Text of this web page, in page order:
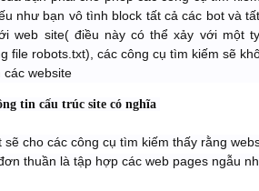
như bạn vô tình block tất cả các bot và
web site( điều này có thể xảy với một
file robots.txt), các công cụ tìm kiếm sẽ
các website
tin cấu trúc site có nghĩa
sẽ cho các công cụ tìm kiếm thấy rằng
thuần là tập hợp các web pages ngẫu